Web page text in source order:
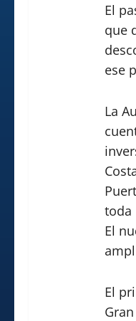
El
que
ese
La
toda
El
El